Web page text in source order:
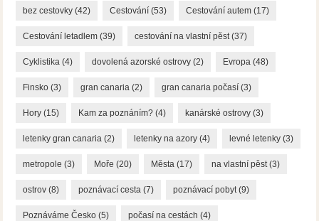
bez cestovky (42) Cestování (53) Cestování autem (17)
Cestování letadlem (39) cestování na vlastní pěst(37)
Cyklistika (4) dovolená azorské ostrovy (2) Evropa (48)
Finsko (3) gran canaria (2) gran canaria počasí (3)
Hory (15) Kam za poznáním? (4) kanárské ostrovy (3)
letenky gran canaria (2) letenky na azory (4) levné letenky (3)
metropole (3) Moře (20) Města (17) na vlastní pěst(3)
ostrov (8) poznávací cesta (7) poznávací pobyt(9)
Poznáváme Česko (5) počasí na cestách (4)